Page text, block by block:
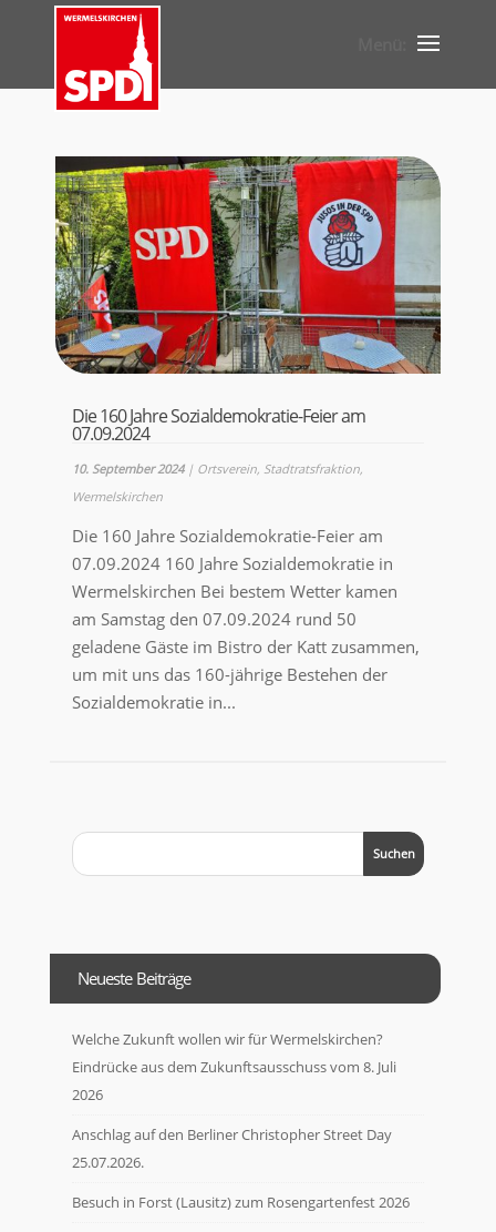
Die 160 Jahre Sozialdemokratie-Feier am
07.09.2024
10. September 2024| Ortsverein, Stadtratsfraktion,
Wermelskirchen
Die 160 Jahre Sozialdemokratie-Feier am
07.09.2024 160 Jahre Sozialdemokratie in
Wermelskirchen Bei bestem Wetter kamen
am Samstag den 07.09.2024 rund 50
geladene Gäste im Bistro der Katt zusammen,
um mit uns das 160-jährige Bestehen der
Sozialdemokratie in...
Neueste Beiträge
Welche Zukunft wollen wir für Wermelskirchen?
Eindrücke aus dem Zukunftsausschuss vom 8. Juli
2026
Anschlag auf den Berliner Christopher Street Day
25.07.2026.
Besuch in Forst (Lausitz) zum Rosengartenfest 2026